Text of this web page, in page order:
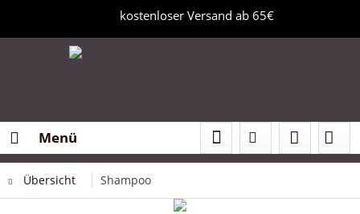
kostenloser Versand ab 65€
Menü
Übersicht Shampoo